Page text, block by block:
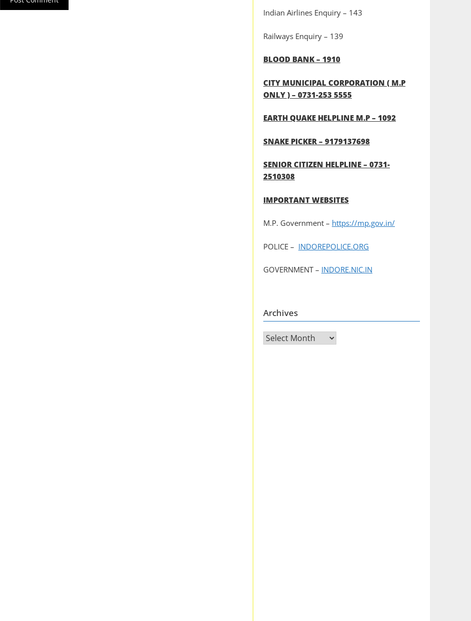
Indian Airlines Enquiry – 143
Railways Enquiry – 139
BLOOD BANK – 1910
CITY MUNICIPAL CORPORATION ( M.P
ONLY ) – 0731-253 5555
EARTH QUAKE HELPLINE M.P – 1092
SNAKE PICKER – 9179137698
SENIOR CITIZEN HELPLINE – 0731-
2510308
IMPORTANT WEBSITES
M.P. Government – https://mp.gov.in/
POLICE – INDOREPOLICE.ORG
GOVERNMENT – INDORE.NIC.IN
Archives
Archives